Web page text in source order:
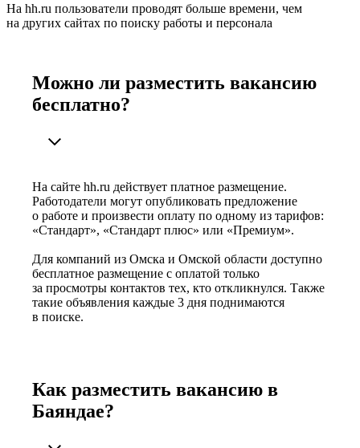
На hh.ru пользователи проводят больше времени, чем
на других сайтах по поиску работы и персонала
Можно ли разместить вакансию
бесплатно?
На сайте hh.ru действует платное размещение.
Работодатели могут опубликовать предложение
о работе и произвести оплату по одному из тарифов:
«Стандарт», «Стандарт плюс» или «Премиум».
Для компаний из Омска и Омской области доступно
бесплатное размещение с оплатой только
за просмотры контактов тех, кто откликнулся. Также
такие объявления каждые 3 дня поднимаются
в поиске.
Как разместить вакансию в
Баяндае?